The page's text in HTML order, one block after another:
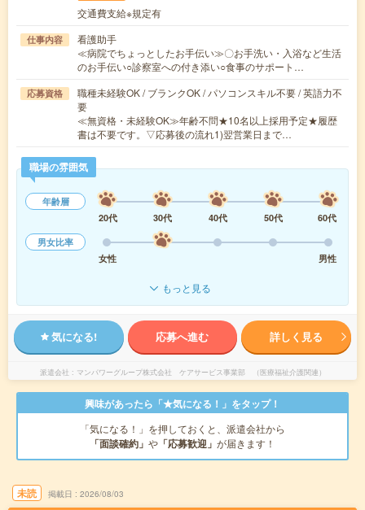
交通費支給※規定有
仕事内容
看護助手
≪病院でちょっとしたお手伝い≫〇お手洗い・入浴など生活
のお手伝い○診察室への付き添い○食事のサポート…
応募資格
職種未経験OK / ブランクOK / パソコンスキル不要 / 英語力不
要
≪無資格・未経験OK≫年齢不問★10名以上採用予定★履歴
書は不要です。▽応募後の流れ1)翌営業日まで…
職場の雰囲気
年齢層
20代
30代 40代 50代
60代
男女比率
女性
男性
もっと見る
気になる! 応募へ進む 詳しく見る
派遣会社 マンパワーグループ株式会社 ケアサービス事業部 （医療福祉介護関連）
興味があったら「★気になる！」をタップ！
「気になる！」を押しておくと、派遣会社から
「面談確約」 や 「応募歓迎」 が届きます！
未読 掲載日 2026/08/03